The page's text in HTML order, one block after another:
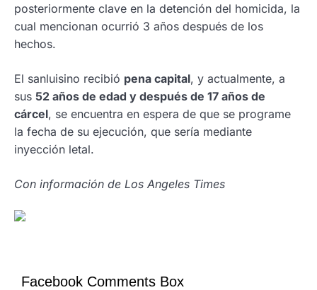
posteriormente clave en la detención del homicida, la
cual mencionan ocurrió 3 años después de los
hechos.
El sanluisino recibió pena capital, y actualmente, a
sus 52 años de edad y después de 17 años de
cárcel, se encuentra en espera de que se programe
la fecha de su ejecución, que sería mediante
inyección letal.
Con información de Los Angeles Times
Facebook Comments Box